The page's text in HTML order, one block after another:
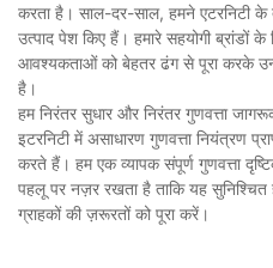
करता है। साल-दर-साल, हमने एटरनिटी
उत्पाद पेश किए हैं। हमारे सहयोगी ब्रांडों
आवश्यकताओं को बेहतर ढंग से पूरा करके
है।
हम निरंतर सुधार और निरंतर गुणवत्ता
इटरनिटी में असाधारण गुणवत्ता नियंत्रण
करते हैं। हम एक व्यापक संपूर्ण गुणवत्ता
पहलू पर नज़र रखता है ताकि यह सुनिश्चित
ग्राहकों की ज़रूरतों को पूरा करें।